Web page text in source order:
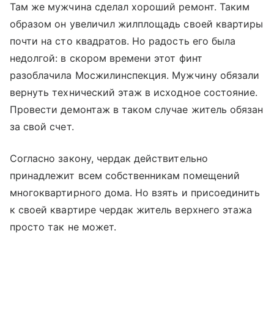
Там же мужчина сделал хороший ремонт. Таким
образом он увеличил жилплощадь своей квартиры
почти на сто квадратов. Но радость его была
недолгой: в скором времени этот финт
разоблачила Мосжилинспекция. Мужчину обязали
вернуть технический этаж в исходное состояние.
Провести демонтаж в таком случае житель обязан
за свой счет.
Согласно закону, чердак действительно
принадлежит всем собственникам помещений
многоквартирного дома. Но взять и присоединить
к своей квартире чердак житель верхнего этажа
просто так не может.